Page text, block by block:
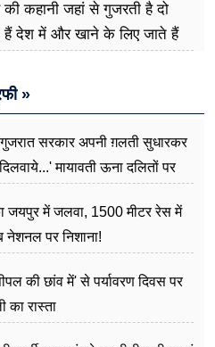
कहानी जहां से गुजरती है दो
हैं देश में और खाने के लिए जाते हैं
»
गुजरात सरकार अपनी ग़लती सुधारकर
मायावती ऊना दलितों पर
जयपुर में जलवा, 1500 मीटर रेस में
नेशनल पर निशाना!
की छांव में' से पर्यावरण दिवस पर
का रास्ता